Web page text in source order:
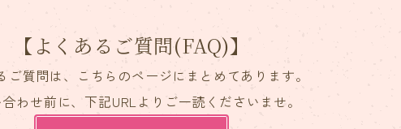
【よくあるご質問(FAQ)】
ご質問は、こちらのページにまとめてあります。
わせ前に、下記URLよりご一読くださいませ。